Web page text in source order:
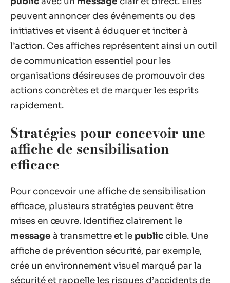
peuvent annoncer des événements ou des
initiatives et visent à éduquer et inciter à
l’action. Ces affiches représentent ainsi un outil
de communication essentiel pour les
organisations désireuses de promouvoir des
actions concrètes et de marquer les esprits
rapidement.
Stratégies pour concevoir une
affiche de sensibilisation
efficace
Pour concevoir une affiche de sensibilisation
efficace, plusieurs stratégies peuvent être
mises en œuvre. Identifiez clairement le
message à transmettre et le public cible. Une
affiche de prévention sécurité, par exemple,
crée un environnement visuel marqué par la
sécurité et rappelle les risques d’accidents de